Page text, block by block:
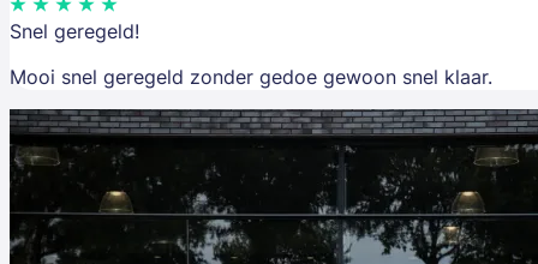
Snel geregeld!
Mooi snel geregeld zonder gedoe gewoon snel klaar.